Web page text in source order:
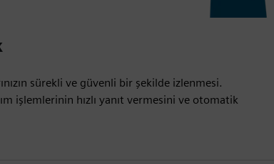
sürekli ve güvenli bir şekilde izlenmesi.
işlemlerinin hızlı yanıt vermesini ve otomatik